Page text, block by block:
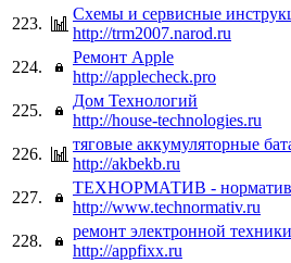
223.
Схемы и сервисные
http://trm2007.narod.ru
224.
Ремонт Apple
http://applecheck.pro
225.
Дом Технологий
http://house-technologies.ru
226.
тяговые аккумуляторные
http://akbekb.ru
227.
ТЕХНОРМАТИВ -
http://www.technormativ.ru
228.
ремонт электронной техники
http://appfixx.ru